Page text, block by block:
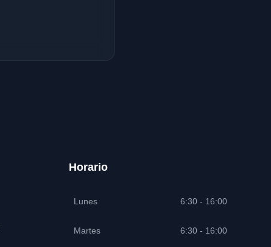
Horario
Lunes 6:30 - 16:00
Martes 6:30 - 16:00